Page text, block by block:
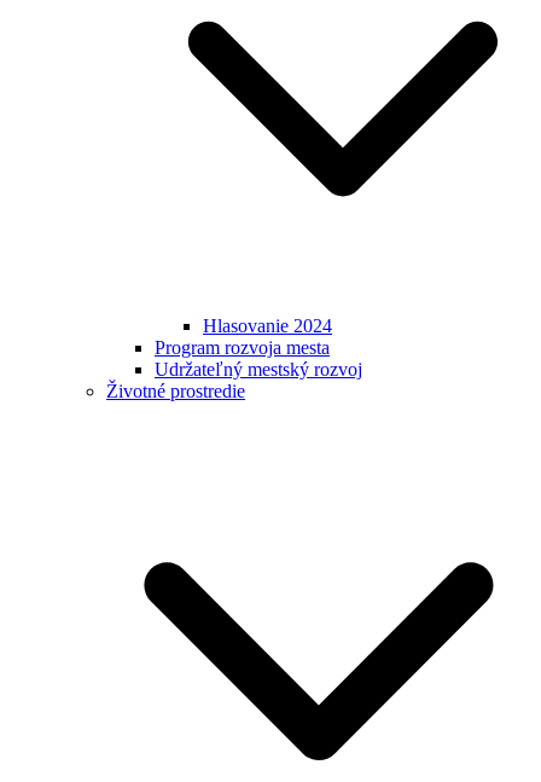
Hlasovanie 2024
Program rozvoja mesta
Udržateľný mestský rozvoj
Životné prostredie